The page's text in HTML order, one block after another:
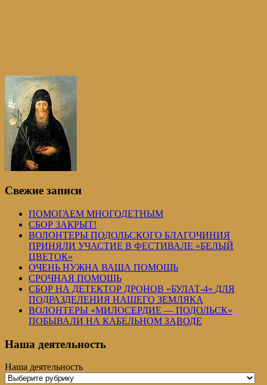
Свежие записи
ПОМОГАЕМ МНОГОДЕТНЫМ
СБОР ЗАКРЫТ!
ВОЛОНТЕРЫ ПОДОЛЬСКОГО БЛАГОЧИНИЯ
ПРИНЯЛИ УЧАСТИЕ В ФЕСТИВАЛЕ «БЕЛЫЙ
ЦВЕТОК»
ОЧЕНЬ НУЖНА ВАША ПОМОЩЬ
СРОЧНАЯ ПОМОЩЬ
СБОР НА ДЕТЕКТОР ДРОНОВ «БУЛАТ-4» ДЛЯ
ПОДРАЗДЕЛЕНИЯ НАШЕГО ЗЕМЛЯКА
ВОЛОНТЕРЫ «МИЛОСЕРДИЕ — ПОДОЛЬСК»
ПОБЫВАЛИ НА КАБЕЛЬНОМ ЗАВОДЕ
Наша деятельность
Наша деятельность